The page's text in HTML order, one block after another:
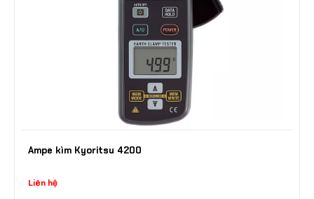
Ampe kìm Kyoritsu 4200
Liên hệ